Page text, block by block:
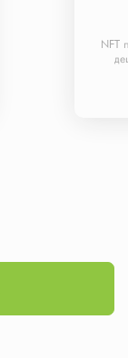
NFT